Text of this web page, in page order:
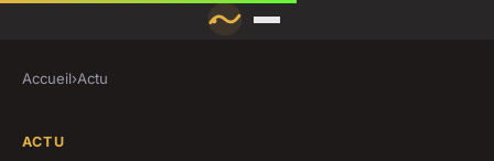
Accueil›Actu
ACTU